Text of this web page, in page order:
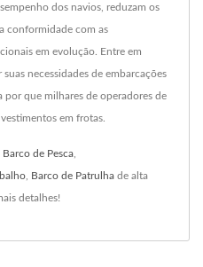
dos navios, reduzam os
conformidade com as
em evolução. Entre em
necessidades de embarcações
por que milhares de operadores de
em frotas.
Barco de Pesca
Barco de Patrulha de alta
detalhes!